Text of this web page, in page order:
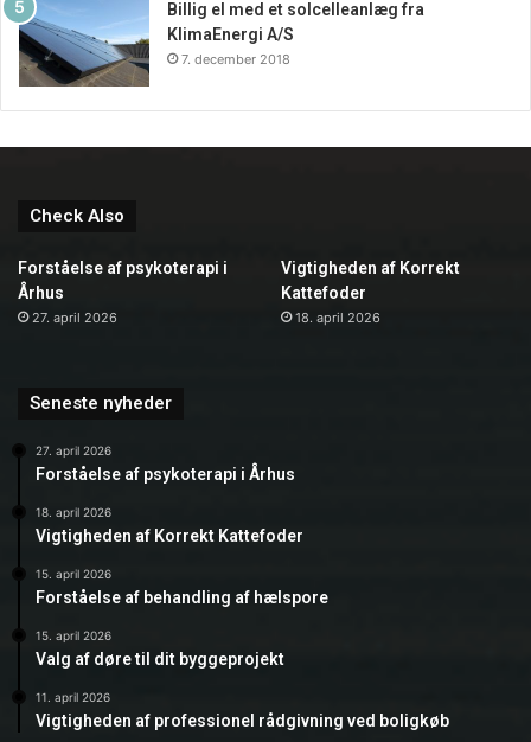
Billig el med et solcelleanlæg fra
KlimaEnergi A/S
7. december 2018
Check Also
Forståelse af psykoterapi i
Århus
27. april 2026
Vigtigheden af Korrekt
Kattefoder
18. april 2026
Seneste nyheder
27. april 2026
Forståelse af psykoterapi i Århus
18. april 2026
Vigtigheden af Korrekt Kattefoder
15. april 2026
Forståelse af behandling af hælspore
15. april 2026
Valg af døre til dit byggeprojekt
11. april 2026
Vigtigheden af professionel rådgivning ved boligkøb